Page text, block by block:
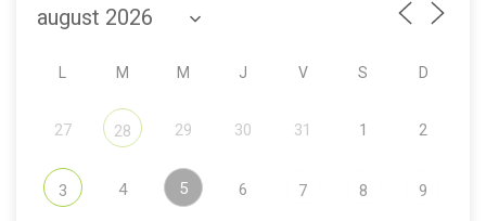
M M J V S D
27 28 29 30 31 1 2
3 4 5 6 7 8 9